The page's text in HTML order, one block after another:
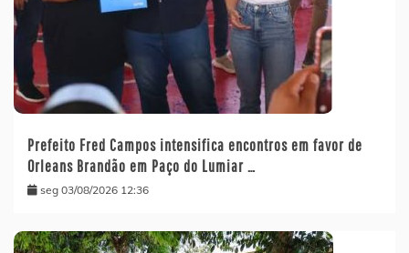
Prefeito Fred Campos intensifica encontros em favor de
Orleans Brandão em Paço do Lumiar …
seg 03/08/2026 12:36